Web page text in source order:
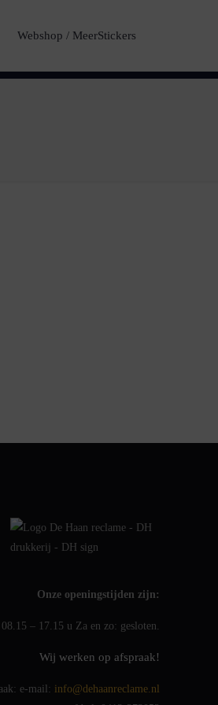
Webshop / MeerStickers
Onze openingstijden zijn:
08.15 – 17.15 u Za en zo: gesloten.
Wij werken op afspraak!
e-mail: info@dehaanreclame.nl